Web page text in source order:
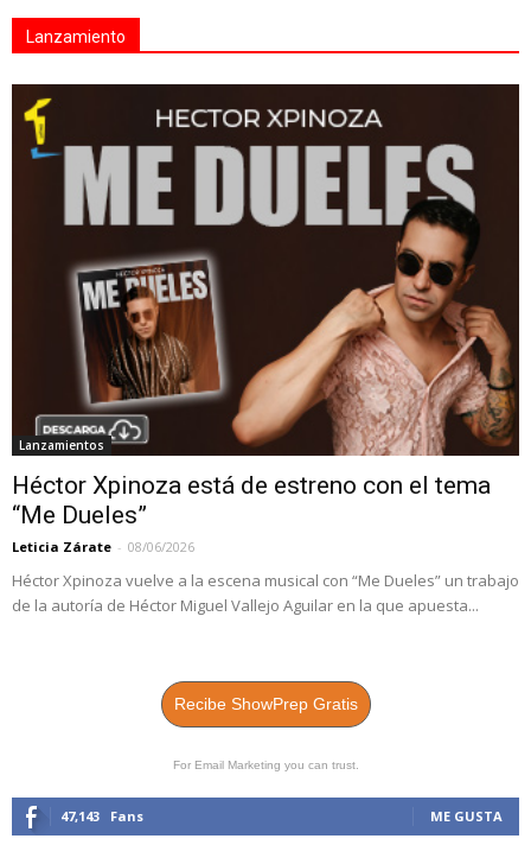
Lanzamiento
Lanzamientos
Héctor Xpinoza está de estreno con el tema
“Me Dueles”
Leticia Zárate - 08/06/2026
Héctor Xpinoza vuelve a la escena musical con “Me Dueles” un trabajo
de la autoría de Héctor Miguel Vallejo Aguilar en la que apuesta...
Recibe ShowPrep Gratis
For Email Marketing you can trust.
47,143 Fans ME GUSTA